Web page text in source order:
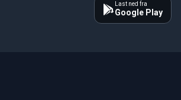
Last ned fra
Google Play